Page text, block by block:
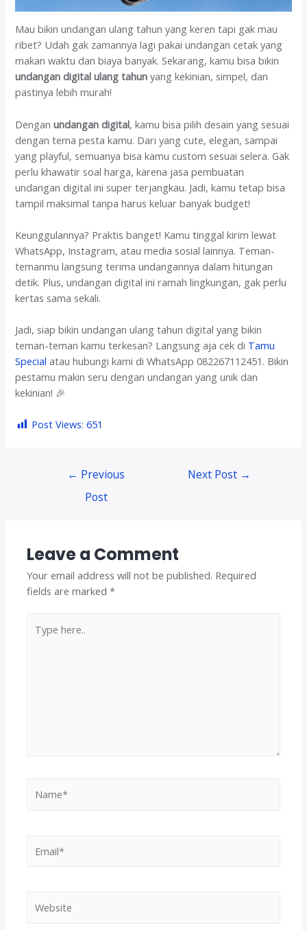
Mau bikin undangan ulang tahun yang keren tapi gak mau
ribet? Udah gak zamannya lagi pakai undangan cetak yang
makan waktu dan biaya banyak. Sekarang, kamu bisa bikin
undangan digital ulang tahun yang kekinian, simpel, dan
pastinya lebih murah!
Denganundangan digital, kamu bisa pilih desain yang sesuai
dengan tema pesta kamu. Dari yang cute, elegan, sampai
yang playful, semuanya bisa kamu custom sesuai selera. Gak
perlu khawatir soal harga, karena jasa pembuatan
undangan digital ini super terjangkau. Jadi, kamu tetap bisa
tampil maksimal tanpa harus keluar banyak budget!
Keunggulannya? Praktis banget! Kamu tinggal kirim lewat
WhatsApp, Instagram, atau media sosial lainnya. Teman-
temanmu langsung terima undangannya dalam hitungan
detik. Plus, undangan digital ini ramah lingkungan, gak perlu
kertas sama sekali.
Jadi, siap bikin undangan ulang tahun digital yang bikin
teman-teman kamu terkesan? Langsung aja cek di Tamu
Special atau hubungi kami di WhatsApp 082267112451. Bikin
pestamu makin seru dengan undangan yang unik dan
kekinian! 🎉
Post Views: 651
← Previous
Post
Next Post →
Leave a Comment
Your email address will not be published. Required
fields are marked*
here..